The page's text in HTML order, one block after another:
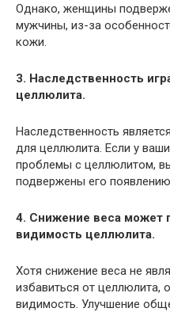
Однако, женщины
мужчины, из-за
кожи.
3. Наследственность
целлюлита.
Наследственность
для целлюлита. Если у
проблемы с целлюлитом,
подвержены его появлению.
4. Снижение веса может
видимость целлюлита.
Хотя снижение веса не
избавиться от целлюлита,
видимость. Улучшение